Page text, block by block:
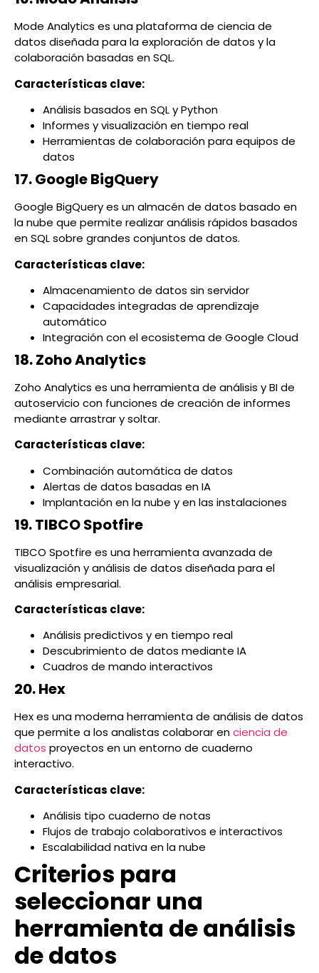
Mode Analytics es una plataforma de ciencia de
datos diseñada para la exploración de datos y la
colaboración basadas en SQL.
Características clave:
Análisis basados en SQL y Python
Informes y visualización en tiempo real
Herramientas de colaboración para equipos de
datos
17. Google BigQuery
Google BigQuery es un almacén de datos basado en
la nube que permite realizar análisis rápidos basados
en SQL sobre grandes conjuntos de datos.
Características clave:
Almacenamiento de datos sin servidor
Capacidades integradas de aprendizaje
automático
Integración con el ecosistema de Google Cloud
18. Zoho Analytics
Zoho Analytics es una herramienta de análisis y BI de
autoservicio con funciones de creación de informes
mediante arrastrar y soltar.
Características clave:
Combinación automática de datos
Alertas de datos basadas en IA
Implantación en la nube y en las instalaciones
19. TIBCO Spotfire
TIBCO Spotfire es una herramienta avanzada de
visualización y análisis de datos diseñada para el
análisis empresarial.
Características clave:
Análisis predictivos y en tiempo real
Descubrimiento de datos mediante IA
Cuadros de mando interactivos
20. Hex
Hex es una moderna herramienta de análisis de datos
que permite a los analistas colaborar enciencia de
datos proyectos en un entorno de cuaderno
interactivo.
Características clave:
Análisis tipo cuaderno de notas
Flujos de trabajo colaborativos e interactivos
Escalabilidad nativa en la nube
Criterios para
seleccionar una
herramienta de análisis
de datos